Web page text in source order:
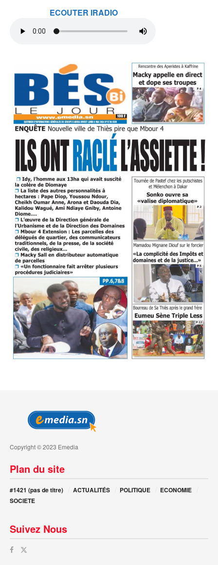
ECOUTER IRADIO
Copyright © 2023 Emedia
Plan du site
#1421 (pas de titre) ACTUALITÉS POLITIQUE
ECONOMIE
SOCIETE
Suivez Nous